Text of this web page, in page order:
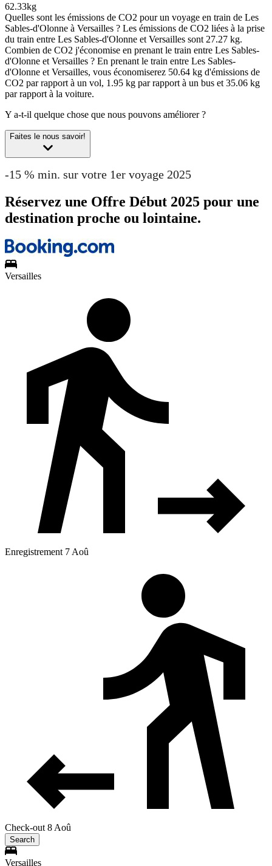
62.33kg
Quelles sont les émissions de CO2 pour un voyage en train de Les
Sables-d'Olonne à Versailles ? Les émissions de CO2 liées à la prise
du train entre Les Sables-d'Olonne et Versailles sont 27.27 kg.
Combien de CO2 j'économise en prenant le train entre Les Sables-
d'Olonne et Versailles ? En prenant le train entre Les Sables-
d'Olonne et Versailles, vous économiserez 50.64 kg d'émissions de
CO2 par rapport à un vol, 1.95 kg par rapport à un bus et 35.06 kg
par rapport à la voiture.
Y a-t-il quelque chose que nous pouvons améliorer ?
Faites le nous savoir!
-15 % min. sur votre 1er voyage 2025
Réservez une Offre Début 2025 pour une
destination proche ou lointaine.
Versailles
Enregistrement 7 Aoû
Check-out 8 Aoû
Search
Versailles